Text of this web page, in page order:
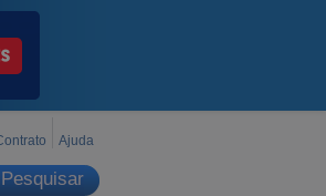
Ajuda